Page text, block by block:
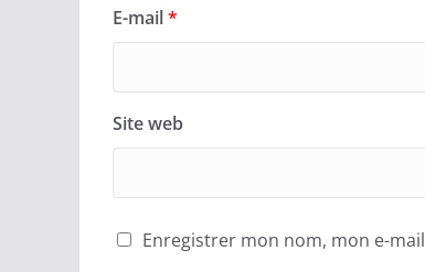
E-mail*
Site web
Enregistrer mon nom, mon e-